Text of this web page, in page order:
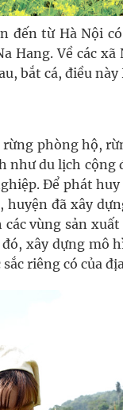
đến từ Hà Nội
Hang. Về các
bắt cá, điều
rừng phòng hộ,
như du lịch
Để phát
đã xây
vùng sản
xây dựng mô
riêng có của